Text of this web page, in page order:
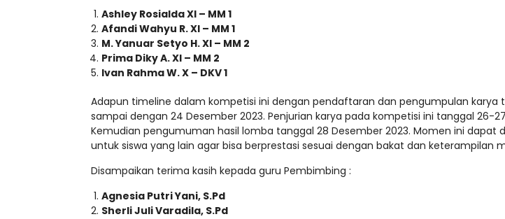
Ashley Rosialda XI – MM 1
Afandi Wahyu R. XI – MM 1
M. Yanuar Setyo H. XI – MM 2
Prima Diky A. XI – MM 2
Ivan Rahma W. X – DKV 1
Adapun timeline dalam kompetisi ini dengan pendaftaran dan pengumpulan karya
sampai dengan 24 Desember 2023. Penjurian karya pada kompetisi ini tanggal 26-
Kemudian pengumuman hasil lomba tanggal 28 Desember 2023. Momen ini dapat
untuk siswa yang lain agar bisa berprestasi sesuai dengan bakat dan keterampilan
Disampaikan terima kasih kepada guru Pembimbing :
Agnesia Putri Yani, S.Pd
Sherli Juli Varadila, S.Pd